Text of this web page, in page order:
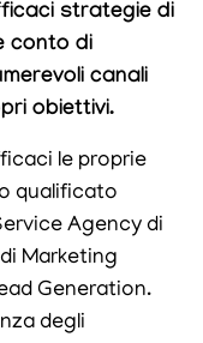
strategie di
conto di
canali
obiettivi.
le proprie
qualificato
Agency di
Marketing
Generation.
degli